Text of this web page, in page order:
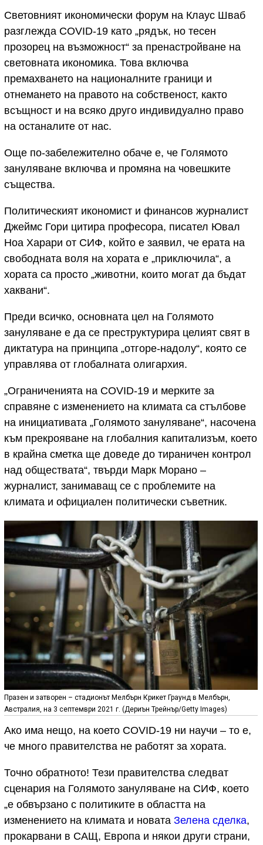
Световният икономически форум на Клаус Шваб
разглежда COVID-19 като „рядък, но тесен
прозорец на възможност“ за пренастройване на
световната икономика. Това включва
премахването на националните граници и
отнемането на правото на собственост, както
всъщност и на всяко друго индивидуално право
на останалите от нас.
Още по-забележително обаче е, че Голямото
зануляване включва и промяна на човешките
същества.
Политическият икономист и финансов журналист
Джеймс Гори цитира професора, писател Ювал
Ноа Харари от СИФ, който е заявил, че ерата на
свободната воля на хората е „приключила“, а
хората са просто „животни, които могат да бъдат
хаквани“.
Преди всичко, основната цел на Голямото
зануляване е да се преструктурира целият свят в
диктатура на принципа „отгоре-надолу“, която се
управлява от глобалната олигархия.
„Ограниченията на COVID-19 и мерките за
справяне с изменението на климата са стълбове
на инициативата „Голямото зануляване“, насочена
към прекрояване на глобалния капитализъм, което
в крайна сметка ще доведе до тираничен контрол
над обществата“, твърди Марк Морано –
журналист, занимаващ се с проблемите на
климата и официален политически съветник.
Празен и затворен – стадионът Мелбърн Крикет Граунд в Мелбърн,
Австралия, на 3 септември 2021 г. (Дериън Трейнър/Getty Images)
Ако има нещо, на което COVID-19 ни научи – то е,
че много правителства не работят за хората.
Точно обратното! Тези правителства следват
сценария на Голямото зануляване на СИФ, което
„е обвързано с политиките в областта на
изменението на климата и новата Зелена сделка,
прокарвани в САЩ, Европа и някои други страни,